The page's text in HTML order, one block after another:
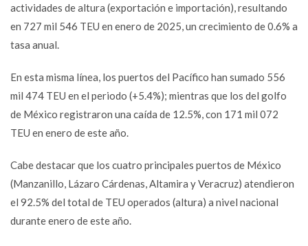
actividades de altura (exportación e importación), resultando
en 727 mil 546 TEU en enero de 2025, un crecimiento de 0.6% a
tasa anual.
En esta misma línea, los puertos del Pacífico han sumado 556
mil 474 TEU en el periodo (+5.4%); mientras que los del golfo
de México registraron una caída de 12.5%, con 171 mil 072
TEU en enero de este año.
Cabe destacar que los cuatro principales puertos de México
(Manzanillo, Lázaro Cárdenas, Altamira y Veracruz) atendieron
el 92.5% del total de TEU operados (altura) a nivel nacional
durante enero de este año.